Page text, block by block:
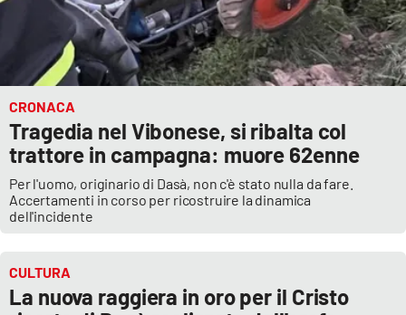
CRONACA
Tragedia nel Vibonese, si ribalta col
trattore in campagna: muore 62enne
Per l'uomo, originario di Dasà, non c'è stato nulla da fare.
Accertamenti in corso per ricostruire la dinamica
dell'incidente
CULTURA
La nuova raggiera in oro per il Cristo